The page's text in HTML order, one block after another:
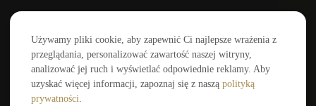
NIP 9182151004
Płatności: VISA BLIK P24
Używamy pliki cookie, aby zapewnić Ci najlepsze wrażenia z
przeglądania, personalizować zawartość naszej witryny,
analizować jej ruch i wyświetlać odpowiednie reklamy. Aby
uzyskać więcej informacji, zapoznaj się z naszą polityką
prywatności.